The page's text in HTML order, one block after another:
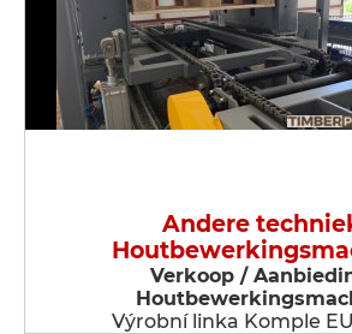
Andere
Verkoop /
Výrobní linka Komple